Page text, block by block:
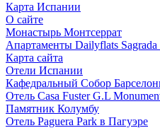
Карта Испании
О сайте
Монастырь Монтсеррат
Апартаменты Dailyflats Sagrada
Карта сайта
Отели Испании
Кафeдрaльный Собор
Отель Casa Fuster G.L
Пaмятник Колумбу
Отель Paguera Park в Пагуэре